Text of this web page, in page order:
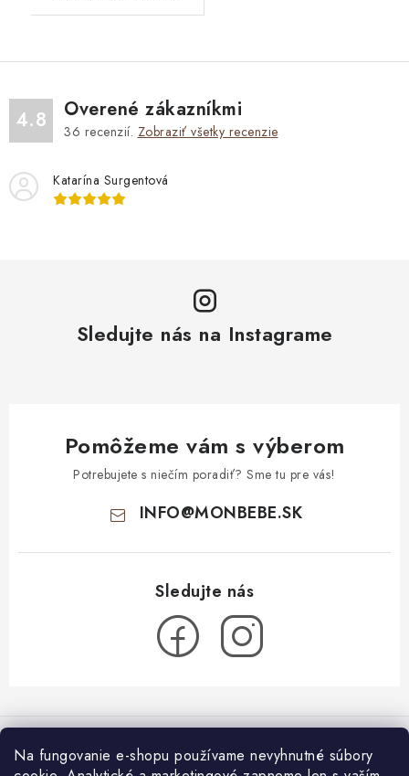
Na fungovanie e-shopu používame nevyhnutné súbory
4.8 Overené zákazníkmi
36 recenzií. Zobraziť všetky recenzie
Katarína Surgentová
Sledujte nás na Instagrame
Pomôžeme vám s výberom
Potrebujete s niečím poradiť? Sme tu pre vás!
INFO@MONBEBE.SK
á